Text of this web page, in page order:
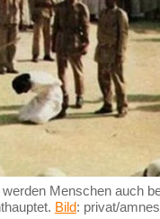
Menschen auch
Bild: privat/